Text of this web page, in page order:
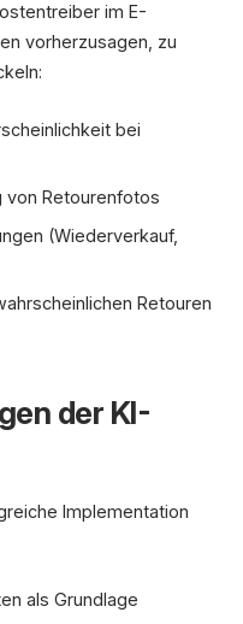
im E-
vorherzusagen, zu
bei
von Retourenfotos
(Wiederverkauf,
Retouren
der KI-
Implementation
als Grundlage